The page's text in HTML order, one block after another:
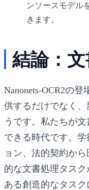
ンソースモデル
きます。
結論：
Nanonets-OCR2の
供するだけでなく
うです。私たちが
できる時代です。
ョン、法的契約か
的な文書処理タス
ある創造的なタス